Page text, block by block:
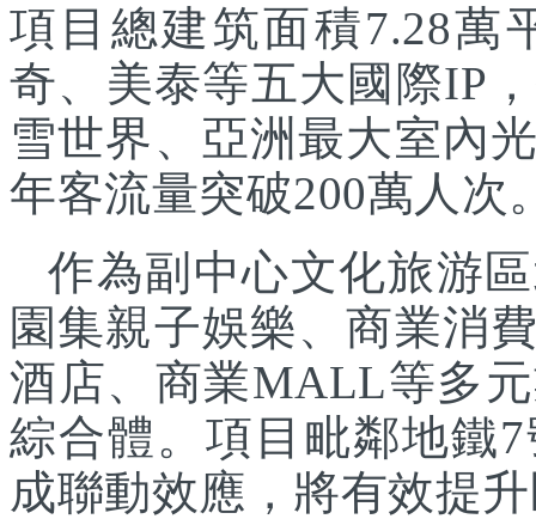
項目總建筑面積7.28萬
奇、美泰等五大國際IP
雪世界、亞洲最大室內
年客流量突破200萬人次
作為副中心文化旅游
園集親子娛樂、商業消
酒店、商業MALL等多
綜合體。項目毗鄰地鐵
成聯動效應，將有效提